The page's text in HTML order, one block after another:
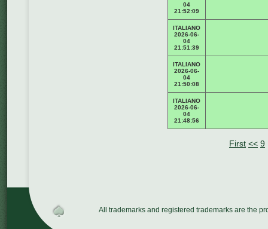
04
21:52:09
ITALIANO
2026-06-
04
21:51:39
ITALIANO
2026-06-
04
21:50:08
ITALIANO
2026-06-
04
21:48:56
First << 9
All trademarks and registered trademarks are the